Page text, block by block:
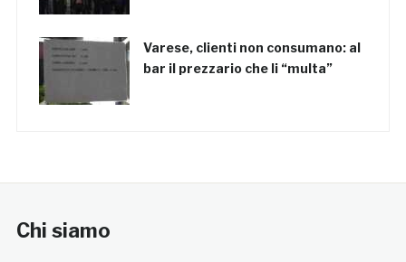
Varese, clienti non consumano: al
bar il prezzario che li “multa”
Chi siamo